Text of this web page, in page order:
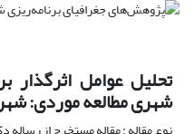
تحلیل عوامل
شهری مطالعه موردی: